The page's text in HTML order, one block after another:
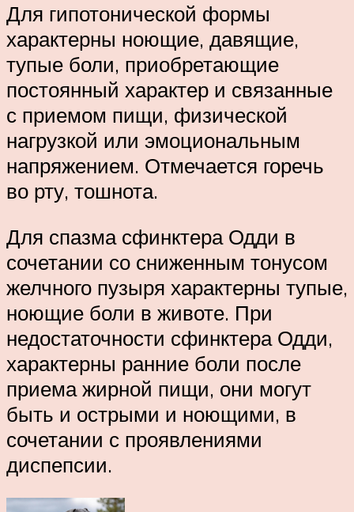
Для гипотонической формы
характерны ноющие, давящие,
тупые боли, приобретающие
постоянный характер и связанные
с приемом пищи, физической
нагрузкой или эмоциональным
напряжением. Отмечается горечь
во рту, тошнота.
Для спазма сфинктера Одди в
сочетании со сниженным тонусом
желчного пузыря характерны тупые,
ноющие боли в животе. При
недостаточности сфинктера Одди,
характерны ранние боли после
приема жирной пищи, они могут
быть и острыми и ноющими, в
сочетании с проявлениями
диспепсии.